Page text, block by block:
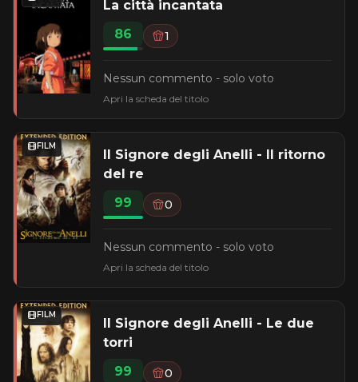
La città incantata
86
1
Nessun commento - solo voto
Apri la scheda del titolo
FILM
Il Signore degli Anelli - Il ritorno
del re
99
0
Nessun commento - solo voto
Apri la scheda del titolo
FILM
Il Signore degli Anelli - Le due
torri
99
0